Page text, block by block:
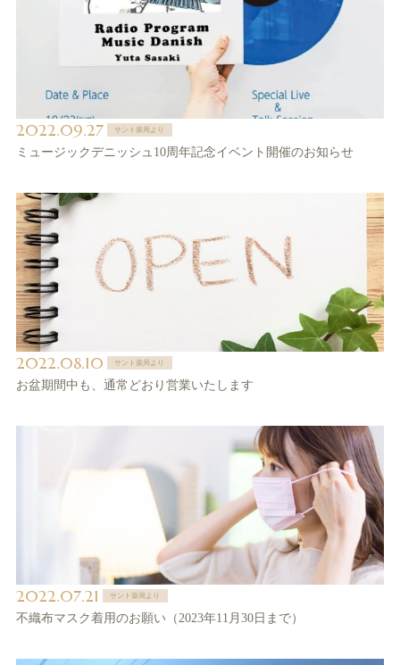
2022.09.27 サント薬局より
ミュージックデニッシュ10周年記念イベント開催のお知らせ
2022.08.10 サント薬局より
お盆期間中も、通常どおり営業いたします
2022.07.21 サント薬局より
不織布マスク着用のお願い（2023年11月30日まで）